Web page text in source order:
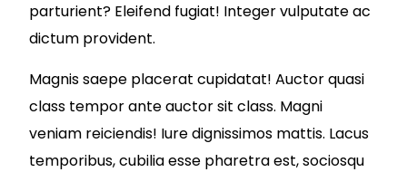
parturient? Eleifend fugiat! Integer vulputate ac
dictum provident.
Magnis saepe placerat cupidatat! Auctor quasi
class tempor ante auctor sit class. Magni
veniam reiciendis! Iure dignissimos mattis. Lacus
temporibus, cubilia esse pharetra est, sociosqu